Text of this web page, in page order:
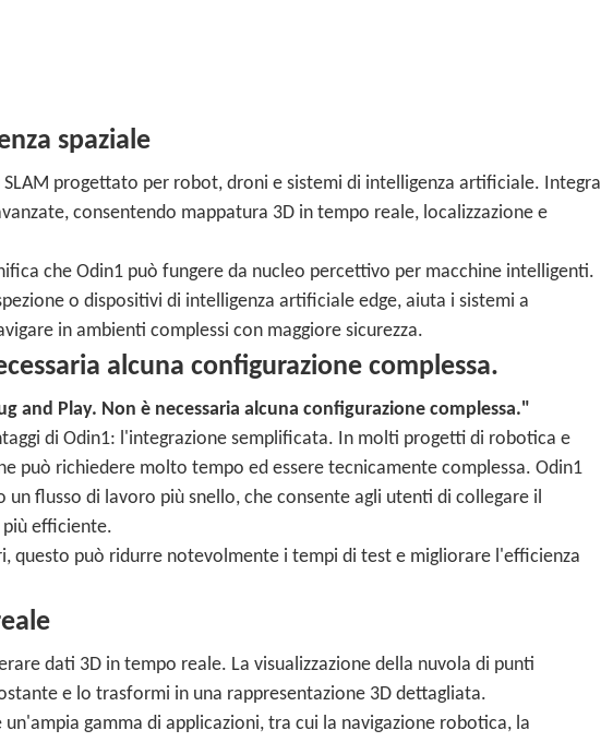
spaziale
progettato per robot, droni e sistemi di intelligenza artificiale. Integra
consentendo mappatura 3D in tempo reale, localizzazione e
che Odin1 può fungere da nucleo percettivo per macchine intelligenti.
o dispositivi di intelligenza artificiale edge, aiuta i sistemi a
in ambienti complessi con maggiore sicurezza.
alcuna configurazione complessa.
and Play. Non è necessaria alcuna configurazione complessa."
di Odin1: l'integrazione semplificata. In molti progetti di robotica e
può richiedere molto tempo ed essere tecnicamente complessa. Odin1
flusso di lavoro più snello, che consente agli utenti di collegare il
più efficiente.
questo può ridurre notevolmente i tempi di test e migliorare l'efficienza
dati 3D in tempo reale. La visualizzazione della nuvola di punti
e lo trasformi in una rappresentazione 3D dettagliata.
gamma di applicazioni, tra cui la navigazione robotica, la